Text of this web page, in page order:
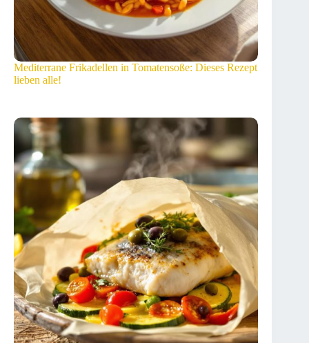
Mediterrane Frikadellen in Tomatensoße: Dieses Rezept
lieben alle!